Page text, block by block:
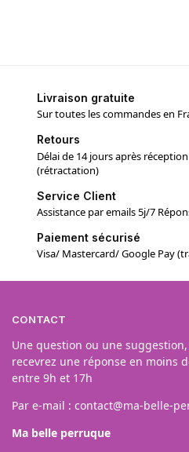
Livraison gratuite
Sur toutes les commandes en
Retours
Délai de 14 jours après
(rétractation)
Service Client
Assistance par emails 5j/7
Paiement sécurisé
Visa/ Mastercard/ Google Pay
CONTACT
Une question ou une
recevrez une réponse en moins
entre 9h et 17h
Par e-mail : contact@ma-belle-
Ma belle perruque